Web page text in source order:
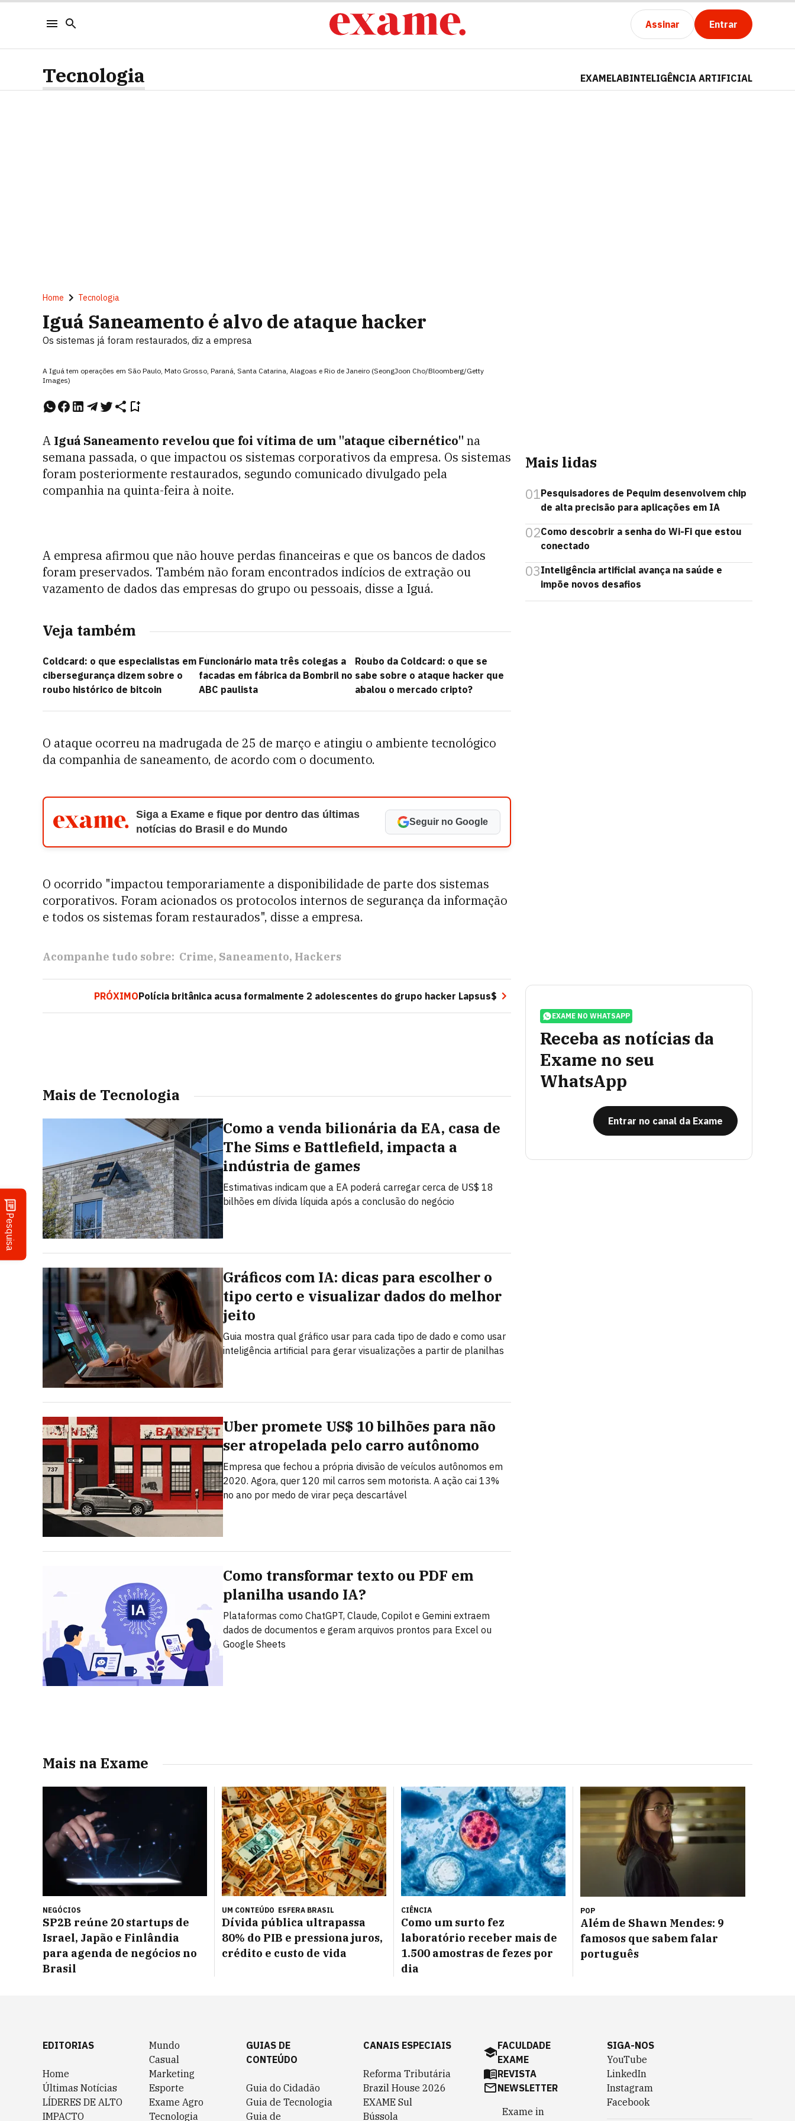
Assinar Entrar
Pesquisa
Tecnologia EXAMELABINTELIGÊNCIA ARTIFICIAL
Home Tecnologia
Iguá Saneamento é alvo de ataque hacker
Os sistemas já foram restaurados, diz a empresa
A Iguá tem operações em São Paulo, Mato Grosso, Paraná, Santa Catarina, Alagoas e Rio de Janeiro (SeongJoon Cho/Bloomberg/Getty
Images)
A Iguá Saneamento revelou que foi vítima de um "ataque cibernético" na
semana passada, o que impactou os sistemas corporativos da empresa. Os sistemas
foram posteriormente restaurados, segundo comunicado divulgado pela
companhia na quinta-feira à noite.
A empresa afirmou que não houve perdas financeiras e que os bancos de dados
foram preservados. Também não foram encontrados indícios de extração ou
vazamento de dados das empresas do grupo ou pessoais, disse a Iguá.
Veja também
Coldcard: o que especialistas em
cibersegurança dizem sobre o
roubo histórico de bitcoin
Funcionário mata três colegas a
facadas em fábrica da Bombril no
ABC paulista
Roubo da Coldcard: o que se
sabe sobre o ataque hacker que
abalou o mercado cripto?
O ataque ocorreu na madrugada de 25 de março e atingiu o ambiente tecnológico
da companhia de saneamento, de acordo com o documento.
Siga a Exame e fique por dentro das últimas
notícias do Brasil e do Mundo
Seguir no Google
O ocorrido "impactou temporariamente a disponibilidade de parte dos sistemas
corporativos. Foram acionados os protocolos internos de segurança da informação
e todos os sistemas foram restaurados", disse a empresa.
Acompanhe tudo sobre: Crime Saneamento Hackers
PRÓXIMOPolícia britânica acusa formalmente 2 adolescentes do grupo hacker Lapsus$
Mais de Tecnologia
Como a venda bilionária da EA, casa de
The Sims e Battlefield, impacta a
indústria de games
Estimativas indicam que a EA poderá carregar cerca de US$ 18
bilhões em dívida líquida após a conclusão do negócio
Gráficos com IA: dicas para escolher o
tipo certo e visualizar dados do melhor
jeito
Guia mostra qual gráfico usar para cada tipo de dado e como usar
inteligência artificial para gerar visualizações a partir de planilhas
Uber promete US$ 10 bilhões para não
ser atropelada pelo carro autônomo
Empresa que fechou a própria divisão de veículos autônomos em
2020. Agora, quer 120 mil carros sem motorista. A ação cai 13%
no ano por medo de virar peça descartável
Como transformar texto ou PDF em
planilha usando IA?
Plataformas como ChatGPT, Claude, Copilot e Gemini extraem
dados de documentos e geram arquivos prontos para Excel ou
Google Sheets
Mais lidas
01Pesquisadores de Pequim desenvolvem chip
de alta precisão para aplicações em IA
02Como descobrir a senha do Wi-Fi que estou
conectado
03Inteligência artificial avança na saúde e
impõe novos desafios
EXAME NO WHATSAPP
Receba as notícias da
Exame no seu
WhatsApp
Entrar no canal da Exame
Mais na Exame
NEGÓCIOS
SP2B reúne 20 startups de
Israel, Japão e Finlândia
para agenda de negócios no
Brasil
UM CONTEÚDO ESFERA BRASIL
Dívida pública ultrapassa
80% do PIB e pressiona juros,
crédito e custo de vida
CIÊNCIA
Como um surto fez
laboratório receber mais de
1.500 amostras de fezes por
dia
POP
Além de Shawn Mendes: 9
famosos que sabem falar
português
EDITORIAS
Home
Últimas Notícias
LÍDERES DE ALTO
IMPACTO
Mundo
Casual
Marketing
Esporte
Exame Agro
Tecnologia
GUIAS DE
CONTEÚDO
Guia do Cidadão
Guia de Tecnologia
Guia de
CANAIS ESPECIAIS
Reforma Tributária
Brazil House 2026
EXAME Sul
Bússola
FACULDADE
EXAME
REVISTA
NEWSLETTER
Exame in
SIGA-NOS
YouTube
LinkedIn
Instagram
Facebook